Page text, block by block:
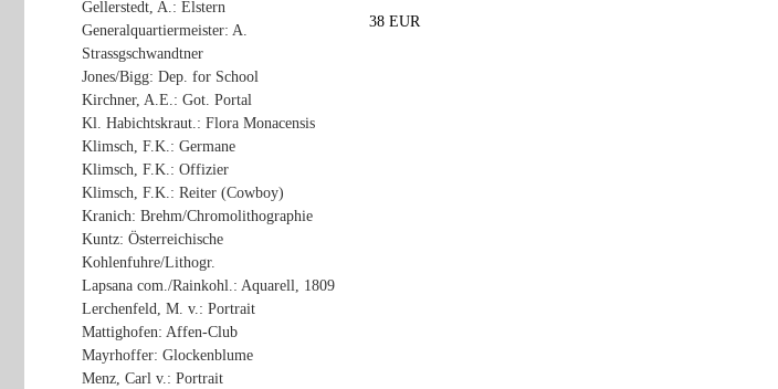
Gellerstedt, A.: Elstern
Generalquartiermeister: A.
Strassgschwandtner
Jones/Bigg: Dep. for School
Kirchner, A.E.: Got. Portal
Kl. Habichtskraut.: Flora Monacensis
Klimsch, F.K.: Germane
Klimsch, F.K.: Offizier
Klimsch, F.K.: Reiter (Cowboy)
Kranich: Brehm/Chromolithographie
Kuntz: Österreichische
Kohlenfuhre/Lithogr.
Lapsana com./Rainkohl.: Aquarell, 1809
Lerchenfeld, M. v.: Portrait
Mattighofen: Affen-Club
Mayrhoffer: Glockenblume
Menz, Carl v.: Portrait
38 EUR